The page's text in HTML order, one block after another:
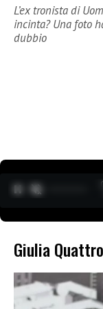
L’ex tronista di
incinta? Una foto
dubbio
Giulia